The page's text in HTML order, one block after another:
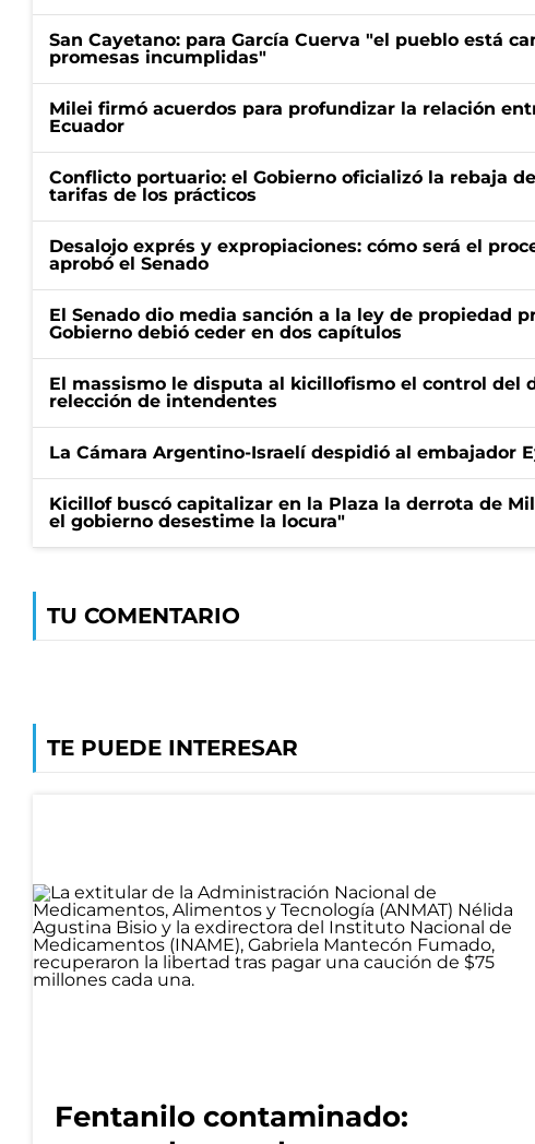
San Cayetano: para García Cuerva "el pueblo está
promesas incumplidas"
Milei firmó acuerdos para profundizar la relación
Ecuador
Conflicto portuario: el Gobierno oficializó la rebaja
tarifas de los prácticos
Desalojo exprés y expropiaciones: cómo será el
aprobó el Senado
El Senado dio media sanción a la ley de propiedad
Gobierno debió ceder en dos capítulos
El massismo le disputa al kicillofismo el control del
relección de intendentes
La Cámara Argentino-Israelí despidió al embajador
Kicillof buscó capitalizar en la Plaza la derrota de
el gobierno desestime la locura"
TU COMENTARIO
TE PUEDE INTERESAR
Fentanilo contaminado: